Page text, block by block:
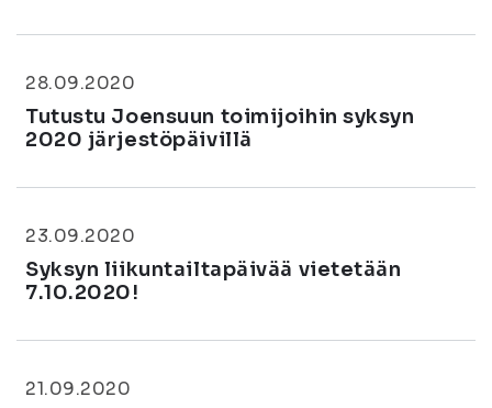
28.09.2020
Tutustu Joensuun toimijoihin syksyn
2020 järjestöpäivillä
23.09.2020
Syksyn liikuntailtapäivää vietetään
7.10.2020!
21.09.2020